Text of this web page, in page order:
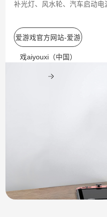
补光灯、风水轮、汽车启动电
爱游戏官方网站-爱游
戏aiyouxi（中国）